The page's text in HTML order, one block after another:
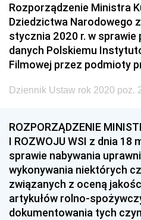
Rozporządzenie Ministra
Dziedzictwa Narodowego
stycznia 2020 r. w sprawie
danych Polskiemu
Filmowej przez podmioty
Dziennik Ustaw rok 2020 poz.
ROZPORZĄDZENIE
I ROZWOJU WSI z dnia 18
sprawie nabywania
wykonywania niektórych
związanych z oceną
artykułów rolno-
dokumentowania tych